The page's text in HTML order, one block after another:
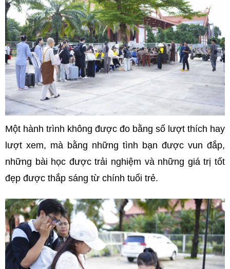
Một hành trình không được đo bằng số lượt thích hay
lượt xem, mà bằng những tình bạn được vun đắp,
những bài học được trải nghiệm và những giá trị tốt
đẹp được thắp sáng từ chính tuổi trẻ.